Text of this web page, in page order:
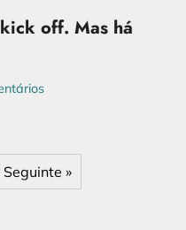
off. Mas há
Seguinte »